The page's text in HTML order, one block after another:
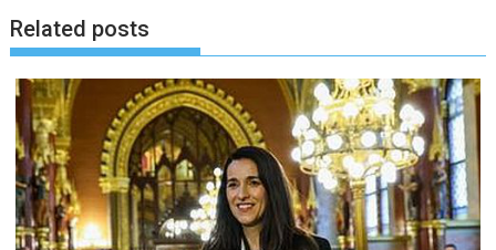
y
z
é
s
n
a
v
i
Related posts